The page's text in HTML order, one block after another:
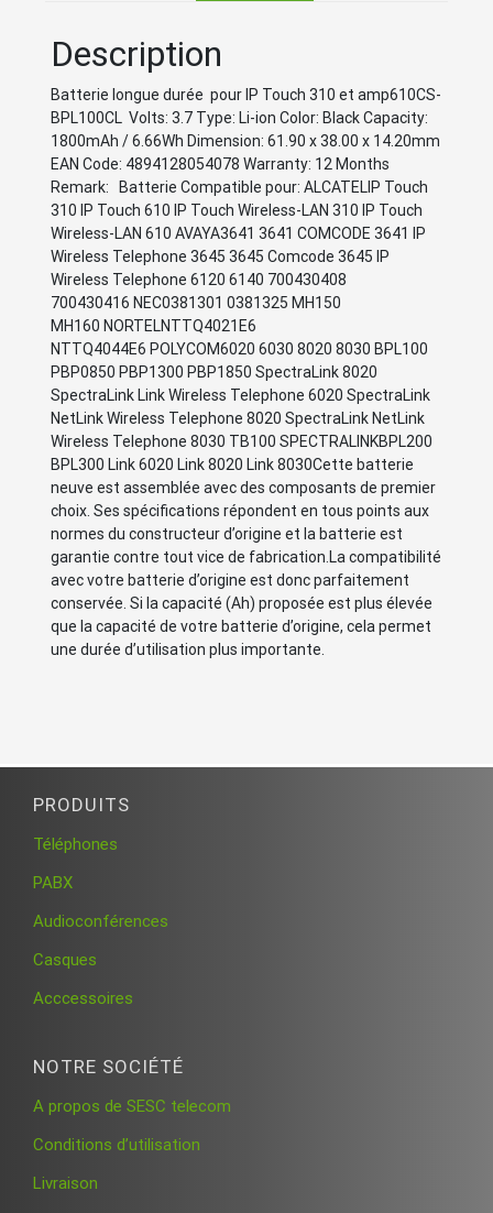
Description
Batterie longue durée pour IP Touch 310 et amp610CS-
BPL100CL Volts: 3.7 Type: Li-ion Color: Black Capacity:
1800mAh / 6.66Wh Dimension: 61.90 x 38.00 x 14.20mm
EAN Code: 4894128054078 Warranty: 12 Months
Remark: Batterie Compatible pour: ALCATELIP Touch
310 IP Touch 610 IP Touch Wireless-LAN 310 IP Touch
Wireless-LAN 610 AVAYA3641 3641 COMCODE 3641 IP
Wireless Telephone 3645 3645 Comcode 3645 IP
Wireless Telephone 6120 6140 700430408
700430416 NEC0381301 0381325 MH150
MH160 NORTELNTTQ4021E6
NTTQ4044E6 POLYCOM6020 6030 8020 8030 BPL100
PBP0850 PBP1300 PBP1850 SpectraLink 8020
SpectraLink Link Wireless Telephone 6020 SpectraLink
NetLink Wireless Telephone 8020 SpectraLink NetLink
Wireless Telephone 8030 TB100 SPECTRALINKBPL200
BPL300 Link 6020 Link 8020 Link 8030Cette batterie
neuve est assemblée avec des composants de premier
choix. Ses spécifications répondent en tous points aux
normes du constructeur d’origine et la batterie est
garantie contre tout vice de fabrication.La compatibilité
avec votre batterie d’origine est donc parfaitement
conservée. Si la capacité (Ah) proposée est plus élevée
que la capacité de votre batterie d’origine, cela permet
une durée d’utilisation plus importante.
PRODUITS
Téléphones
PABX
Audioconférences
Casques
Acccessoires
NOTRE SOCIÉTÉ
A propos de SESC telecom
Conditions d’utilisation
Livraison